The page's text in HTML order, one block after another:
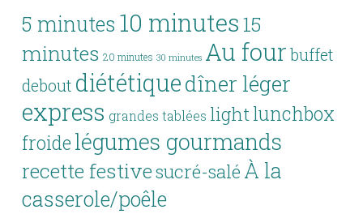
5 minutes 10 minutes15
minutes 20 minutes 30 minutes Au fourbuffet
debout diététiquedîner léger
express grandes tablées lightlunchbox
froide légumes gourmands
recette festivesucré-salé À la
casserole/poêle